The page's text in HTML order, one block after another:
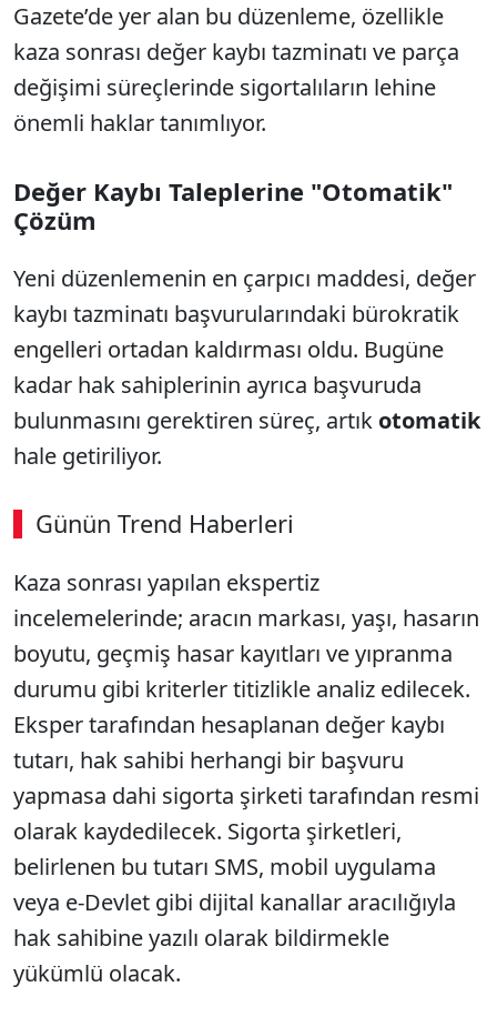
Gazete’de yer alan bu düzenleme, özellikle
kaza sonrası değer kaybı tazminatı ve parça
değişimi süreçlerinde sigortalıların lehine
önemli haklar tanımlıyor.
Değer Kaybı Taleplerine "Otomatik"
Çözüm
Yeni düzenlemenin en çarpıcı maddesi, değer
kaybı tazminatı başvurularındaki bürokratik
engelleri ortadan kaldırması oldu. Bugüne
kadar hak sahiplerinin ayrıca başvuruda
bulunmasını gerektiren süreç, artık otomatik
hale getiriliyor.
Günün Trend Haberleri
Kaza sonrası yapılan ekspertiz
incelemelerinde; aracın markası, yaşı, hasarın
boyutu, geçmiş hasar kayıtları ve yıpranma
durumu gibi kriterler titizlikle analiz edilecek.
Eksper tarafından hesaplanan değer kaybı
tutarı, hak sahibi herhangi bir başvuru
yapmasa dahi sigorta şirketi tarafından resmi
olarak kaydedilecek. Sigorta şirketleri,
belirlenen bu tutarı SMS, mobil uygulama
veya e-Devlet gibi dijital kanallar aracılığıyla
hak sahibine yazılı olarak bildirmekle
yükümlü olacak.